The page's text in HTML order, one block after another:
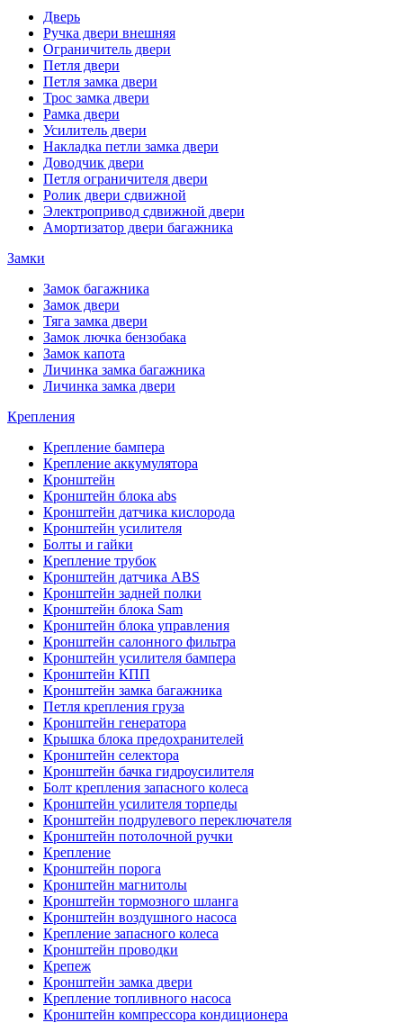
Дверь
Ручка двери внешняя
Ограничитель двери
Петля двери
Петля замка двери
Трос замка двери
Рамка двери
Усилитель двери
Накладка петли замка двери
Доводчик двери
Петля ограничителя двери
Ролик двери сдвижной
Электропривод сдвижной двери
Амортизатор двери багажника
Замки
Замок багажника
Замок двери
Тяга замка двери
Замок лючка бензобака
Замок капота
Личинка замка багажника
Личинка замка двери
Крепления
Крепление бампера
Крепление аккумулятора
Кронштейн
Кронштейн блока abs
Кронштейн датчика кислорода
Кронштейн усилителя
Болты и гайки
Крепление трубок
Кронштейн датчика ABS
Кронштейн задней полки
Кронштейн блока Sam
Кронштейн блока управления
Кронштейн салонного фильтра
Кронштейн усилителя бампера
Кронштейн КПП
Кронштейн замка багажника
Петля крепления груза
Кронштейн генератора
Крышка блока предохранителей
Кронштейн селектора
Кронштейн бачка гидроусилителя
Болт крепления запасного колеса
Кронштейн усилителя торпеды
Кронштейн подрулевого переключателя
Кронштейн потолочной ручки
Крепление
Кронштейн порога
Кронштейн магнитолы
Кронштейн тормозного шланга
Кронштейн воздушного насоса
Крепление запасного колеса
Кронштейн проводки
Крепеж
Кронштейн замка двери
Крепление топливного насоса
Кронштейн компрессора кондиционера